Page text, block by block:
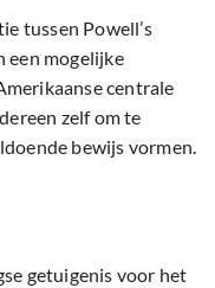
tussen Powell’s
een mogelijke
centrale
zelf om te
bewijs vormen.
getuigenis voor het